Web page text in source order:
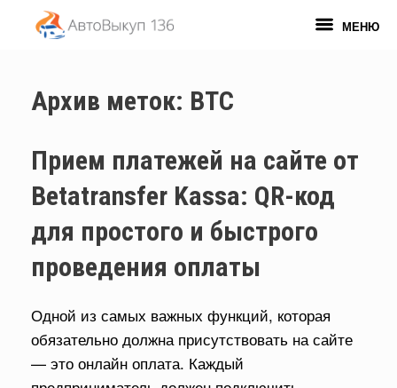
содержанию
МЕНЮ
Архив меток: BTC
Прием платежей на сайте от
Betatransfer Kassa: QR-код
для простого и быстрого
проведения оплаты
Одной из самых важных функций, которая
обязательно должна присутствовать на сайте
— это онлайн оплата. Каждый